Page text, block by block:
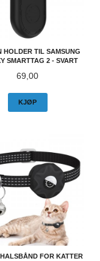
HOLDER TIL SAMSUNG
SMARTTAG 2 - SVART
Pris
69,00
KJØP
FOR KATTER